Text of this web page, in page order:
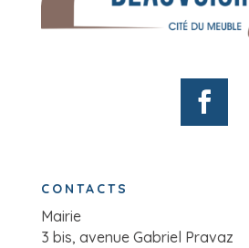
CONTACTS
Mairie
3 bis, avenue Gabriel Pravaz